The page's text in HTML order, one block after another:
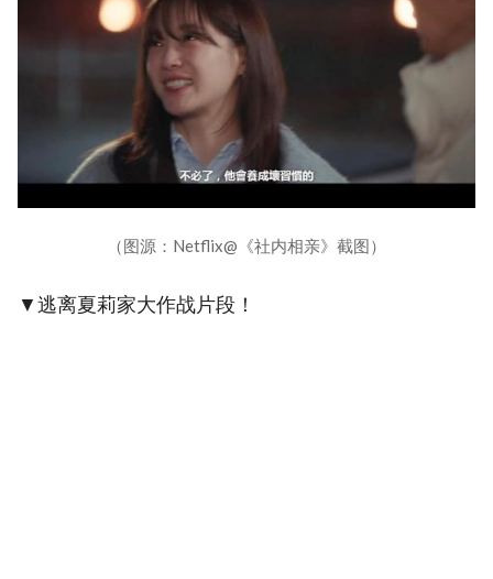
（图源：Netflix@《社内相亲》截图）
▼逃离夏莉家大作战片段！